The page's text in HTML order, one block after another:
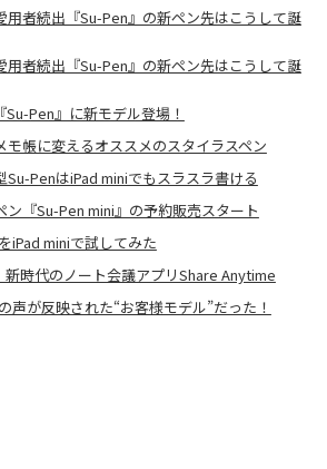
用者続出『Su-Pen』の新ペン先はこうして誕
用者続出『Su-Pen』の新ペン先はこうして誕
Pen』に新モデル登場！
モ帳に変えるオススメのスタイラスペン
PenはiPad miniでもスラスラ書ける
ン『Su-Pen mini』の予約販売スタート
iPad miniで試してみた
時代のノート会議アプリShare Anytime
声が反映された“お客様モデル”だった！